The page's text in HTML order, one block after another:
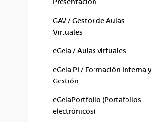
Presentación
GAV / Gestor de Aulas
Virtuales
eGela / Aulas virtuales
eGela PI / Formación Interna y
Gestión
eGelaPortfolio (Portafolios
electrónicos)